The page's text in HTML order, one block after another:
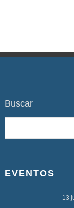
Buscar
EVENTOS
13